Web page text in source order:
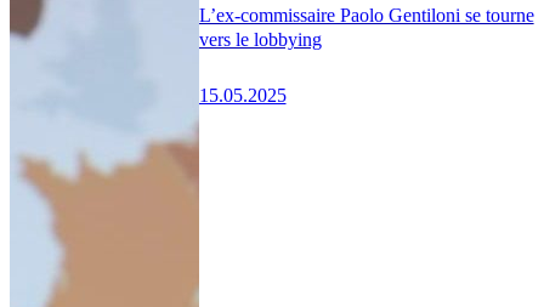
L’ex-commissaire Paolo Gentiloni se tourne
vers le lobbying
15.05.2025